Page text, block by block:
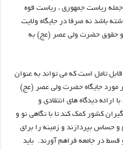
جمله ریاست جمهوری ، ریاست قوه
باشد نه صرفا در جایگاه ولایت
و حقوق حضرت ولی عصر (عج) به
تامل است که می تواند به عنوان
مورد جایگاه حضرت ولی عصر (عج)
ارائه دیدگاه های انتقادی و
کشور کمک کند تا با نگاهی نو و
و حساس بپردازند و زمینه را برای
در جامعه فراهم آورند. باید